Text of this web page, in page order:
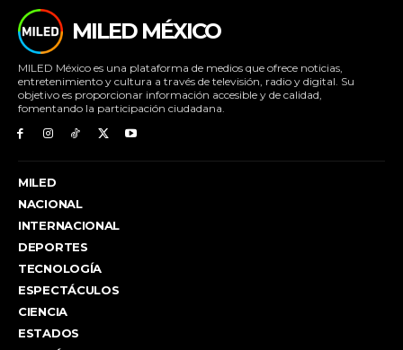
MILED MÉXICO
MILED México es una plataforma de medios que ofrece noticias,
entretenimiento y cultura a través de televisión, radio y digital. Su
objetivo es proporcionar información accesible y de calidad,
fomentando la participación ciudadana.
MILED
NACIONAL
INTERNACIONAL
DEPORTES
TECNOLOGÍA
ESPECTÁCULOS
CIENCIA
ESTADOS